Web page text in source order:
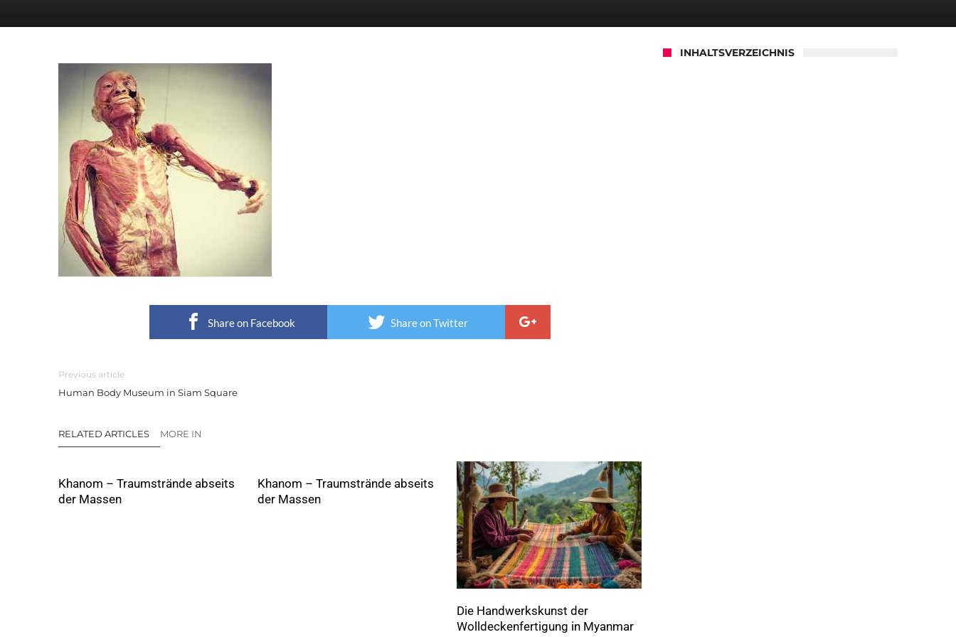
Share on Facebook Share on Twitter
Previous article
Human Body Museum in Siam Square
RELATED ARTICLES MORE IN
Khanom – Traumstrände abseits
der Massen
Khanom – Traumstrände abseits
der Massen
Die Handwerkskunst der
Wolldeckenfertigung in Myanmar
INHALTSVERZEICHNIS